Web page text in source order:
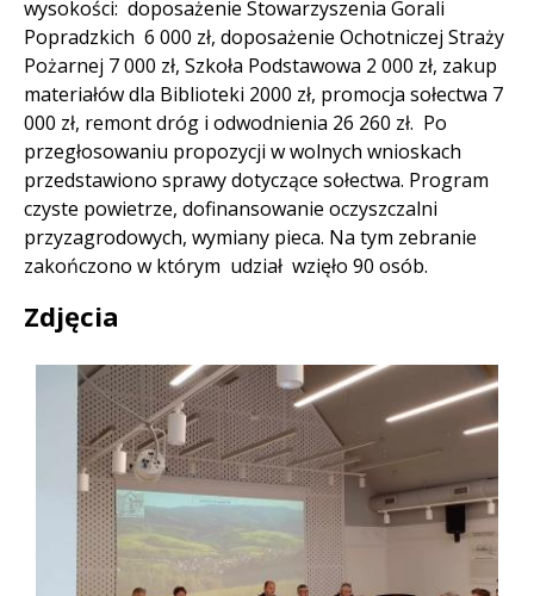
wysokości: doposażenie Stowarzyszenia Gorali
Popradzkich 6 000 zł, doposażenie Ochotniczej Straży
Pożarnej 7 000 zł, Szkoła Podstawowa 2 000 zł, zakup
materiałów dla Biblioteki 2000 zł, promocja sołectwa 7
000 zł, remont dróg i odwodnienia 26 260 zł. Po
przegłosowaniu propozycji w wolnych wnioskach
przedstawiono sprawy dotyczące sołectwa. Program
czyste powietrze, dofinansowanie oczyszczalni
przyzagrodowych, wymiany pieca. Na tym zebranie
zakończono w którym udział wzięło 90 osób.
Zdjęcia